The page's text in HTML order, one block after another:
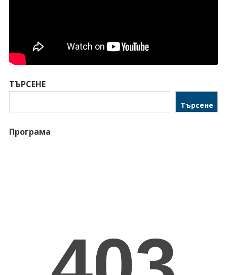
ТЪРСЕНЕ
Търсене
Програма